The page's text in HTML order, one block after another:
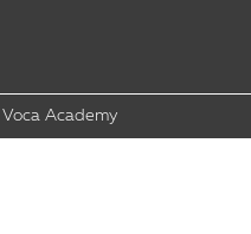
Voca Academy